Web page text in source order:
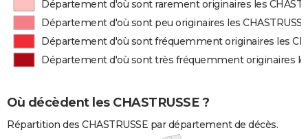
Département d'où sont rarement originaires les
Département d'où sont peu originaires les
Département d'où sont fréquemment originaires les
Département d'où sont très fréquemment originaires les
Où décèdent les CHASTRUSSE ?
Répartition des CHASTRUSSE par département de décès.